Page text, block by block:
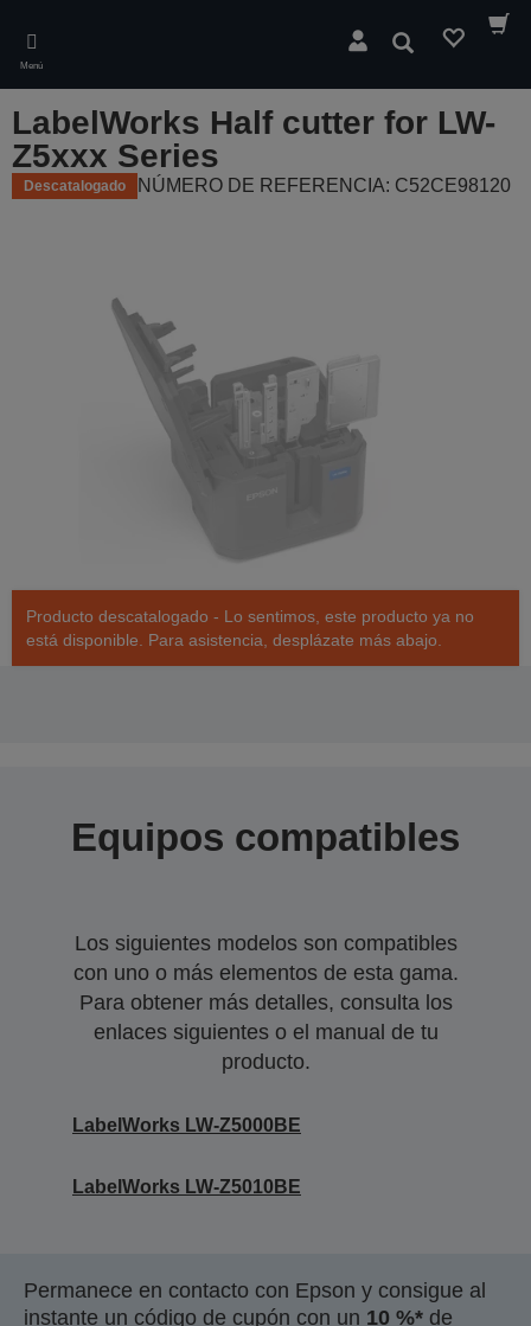
main
content
Menú
Buscar
LabelWorks Half cutter for LW-
Z5xxx Series
Descatalogado NÚMERO DE REFERENCIA: C52CE98120
Producto descatalogado - Lo sentimos, este producto ya no
está disponible. Para asistencia, desplázate más abajo.
Equipos compatibles
Los siguientes modelos son compatibles
con uno o más elementos de esta gama.
Para obtener más detalles, consulta los
enlaces siguientes o el manual de tu
producto.
LabelWorks LW-Z5000BE
LabelWorks LW-Z5010BE
Permanece en contacto con Epson y consigue al
instante un código de cupón con un 10 %* de